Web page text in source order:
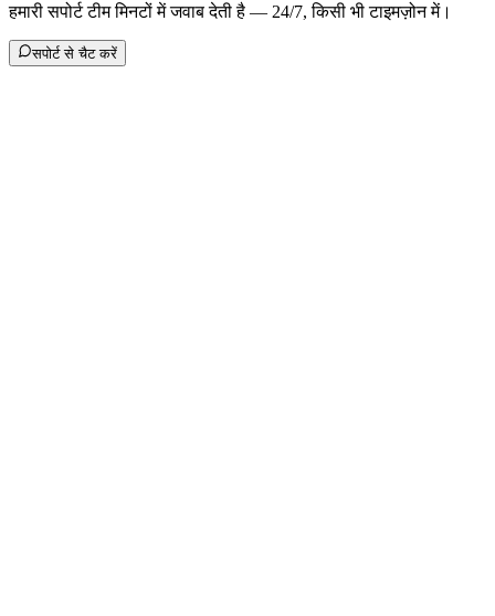
हमारी सपोर्ट टीम मिनटों में जवाब देती है — 24/7, किसी भी टाइमज़ोन में।
सपोर्ट से चैट करें